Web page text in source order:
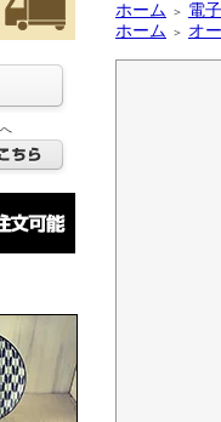
ホーム
＞
電
ホーム
＞ オ